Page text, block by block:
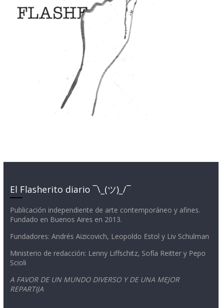
El Flasherito diario ¯\_(ツ)_/¯
Publicación independiente de arte contemporáneo y afines.
Fundado en Buenos Aires en 2013.
Fundadores: Andrés Aizicovich, Leopoldo Estol y Liv Schulman
Ministerio de redacción: Lenny Liffschitz, Sofía Reitter y Pepo
Scioli
A FAVOR DE UN MUNDO DIVERSO Y DE UNA MEJOR
REPARTIJA